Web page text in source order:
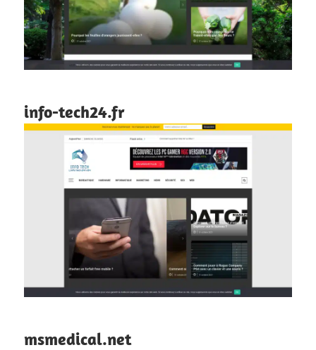
info-tech24.fr
msmedical.net